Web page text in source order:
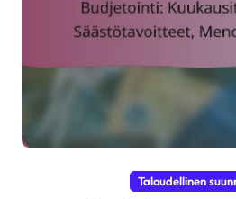
Taloudellinen